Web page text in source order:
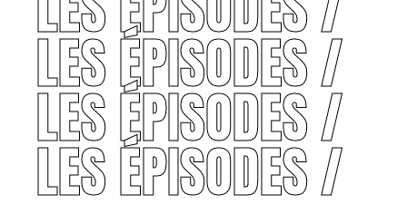
LES ÉPISODES /
LES ÉPISODES /
LES ÉPISODES /